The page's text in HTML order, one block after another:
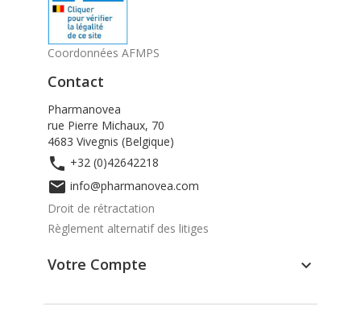
Coordonnées AFMPS
Contact
Pharmanovea
rue Pierre Michaux, 70
4683 Vivegnis (Belgique)
 +32 (0)42642218
 info@pharmanovea.com
Droit de rétractation
Règlement alternatif des litiges
Votre Compte 